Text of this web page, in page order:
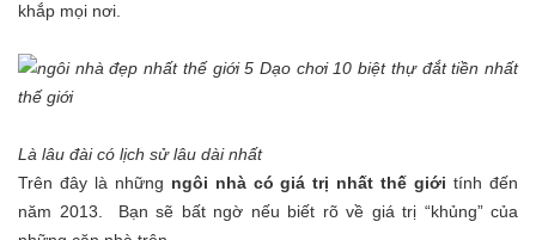
khắp mọi nơi.
Là lâu đài có lịch sử lâu dài nhất
Trên đây là những ngôi nhà có giá trị nhất thế giới tính đến
năm 2013. Bạn sẽ bất ngờ nếu biết rõ về giá trị “khủng” của